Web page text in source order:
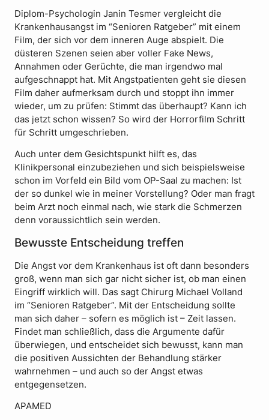
Diplom-Psychologin Janin Tesmer vergleicht die
Krankenhausangst im “Senioren Ratgeber” mit einem
Film, der sich vor dem inneren Auge abspielt. Die
düsteren Szenen seien aber voller Fake News,
Annahmen oder Gerüchte, die man irgendwo mal
aufgeschnappt hat. Mit Angstpatienten geht sie diesen
Film daher aufmerksam durch und stoppt ihn immer
wieder, um zu prüfen: Stimmt das überhaupt? Kann ich
das jetzt schon wissen? So wird der Horrorfilm Schritt
für Schritt umgeschrieben.
Auch unter dem Gesichtspunkt hilft es, das
Klinikpersonal einzubeziehen und sich beispielsweise
schon im Vorfeld ein Bild vom OP-Saal zu machen: Ist
der so dunkel wie in meiner Vorstellung? Oder man fragt
beim Arzt noch einmal nach, wie stark die Schmerzen
denn voraussichtlich sein werden.
Bewusste Entscheidung treffen
Die Angst vor dem Krankenhaus ist oft dann besonders
groß, wenn man sich gar nicht sicher ist, ob man einen
Eingriff wirklich will. Das sagt Chirurg Michael Volland
im “Senioren Ratgeber”. Mit der Entscheidung sollte
man sich daher – sofern es möglich ist – Zeit lassen.
Findet man schließlich, dass die Argumente dafür
überwiegen, und entscheidet sich bewusst, kann man
die positiven Aussichten der Behandlung stärker
wahrnehmen – und auch so der Angst etwas
entgegensetzen.
APAMED